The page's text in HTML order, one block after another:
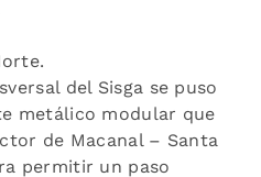
del Sisga se puso
metálico modular que
de Macanal – Santa
permitir un paso